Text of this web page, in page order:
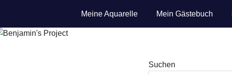
Meine Aquarelle Mein Gästebuch
Suchen